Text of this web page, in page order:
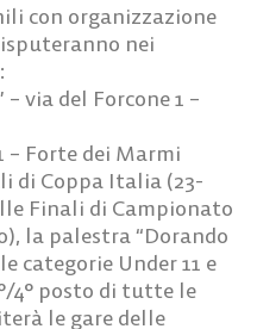
con organizzazione
nei
via del Forcone 1 –
– Forte dei Marmi
di Coppa Italia (23-
Finali di Campionato
la palestra “Dorando
categorie Under 11 e
4° posto di tutte le
le gare delle